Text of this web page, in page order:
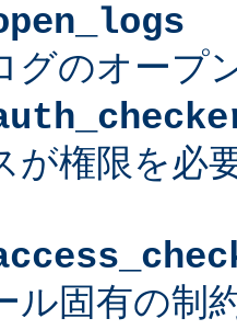
グのオープ
が権限を必
ル固有の制